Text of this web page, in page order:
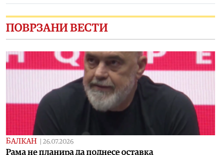
ПОВРЗАНИ ВЕСТИ
БАЛКАН | 26.07.2026
Рама не планира да поднесе оставка